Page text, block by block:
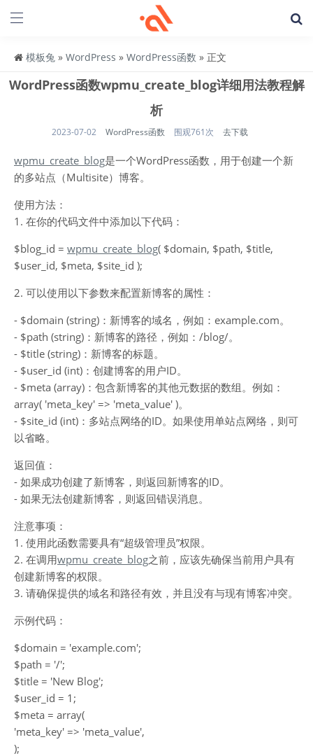
模板兔 » WordPress » WordPress函数 » 正文
WordPress函数wpmu_create_blog详细用法教程解
析
2023-07-02 WordPress函数 围观761次 去下载
wpmu_create_blog是一个WordPress函数，用于创建一个新
的多站点（Multisite）博客。
使用方法：
1. 在你的代码文件中添加以下代码：
$blog_id = wpmu_create_blog( $domain, $path, $title,
$user_id, $meta, $site_id );
2. 可以使用以下参数来配置新博客的属性：
- $domain (string)：新博客的域名，例如：example.com。
- $path (string)：新博客的路径，例如：/blog/。
- $title (string)：新博客的标题。
- $user_id (int)：创建博客的用户ID。
- $meta (array)：包含新博客的其他元数据的数组。例如：
array( 'meta_key' => 'meta_value' )。
- $site_id (int)：多站点网络的ID。如果使用单站点网络，则可
以省略。
返回值：
- 如果成功创建了新博客，则返回新博客的ID。
- 如果无法创建新博客，则返回错误消息。
注意事项：
1. 使用此函数需要具有“超级管理员”权限。
2. 在调用wpmu_create_blog之前，应该先确保当前用户具有
创建新博客的权限。
3. 请确保提供的域名和路径有效，并且没有与现有博客冲突。
示例代码：
$domain = 'example.com';
$path = '/';
$title = 'New Blog';
$user_id = 1;
$meta = array(
'meta_key' => 'meta_value',
);